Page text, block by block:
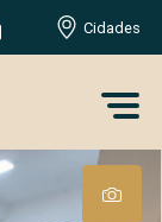
Cidades